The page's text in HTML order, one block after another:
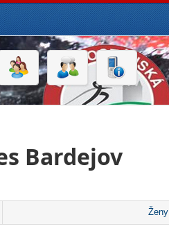
Bardejov
Ženy